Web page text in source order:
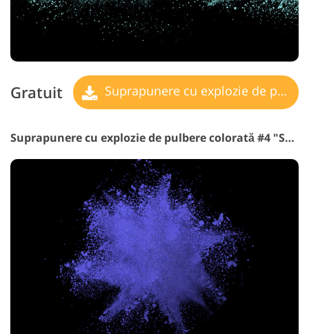
Gratuit Suprapunere cu explozie de pulbere
Suprapunere cu explozie de pulbere colorată #4 "Spring Irises"